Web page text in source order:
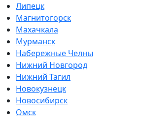
Липецк
Магнитогорск
Махачкала
Мурманск
Набережные Челны
Нижний Новгород
Нижний Тагил
Новокузнецк
Новосибирск
Омск